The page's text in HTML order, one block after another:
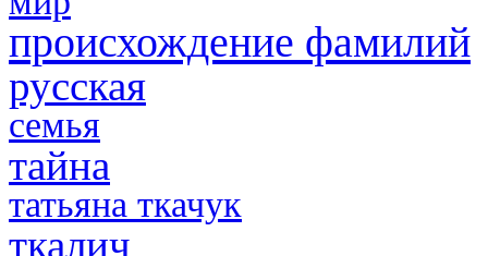
происхождение фамилий
русская
семья
тайна
татьяна ткачук
ткалич